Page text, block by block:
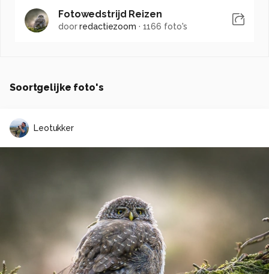
Fotowedstrijd Reizen
doorredactiezoom · 1166 foto's
Soortgelijke foto's
Leotukker